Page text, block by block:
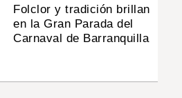
Folclor y tradición brillan
en la Gran Parada del
Carnaval de Barranquilla